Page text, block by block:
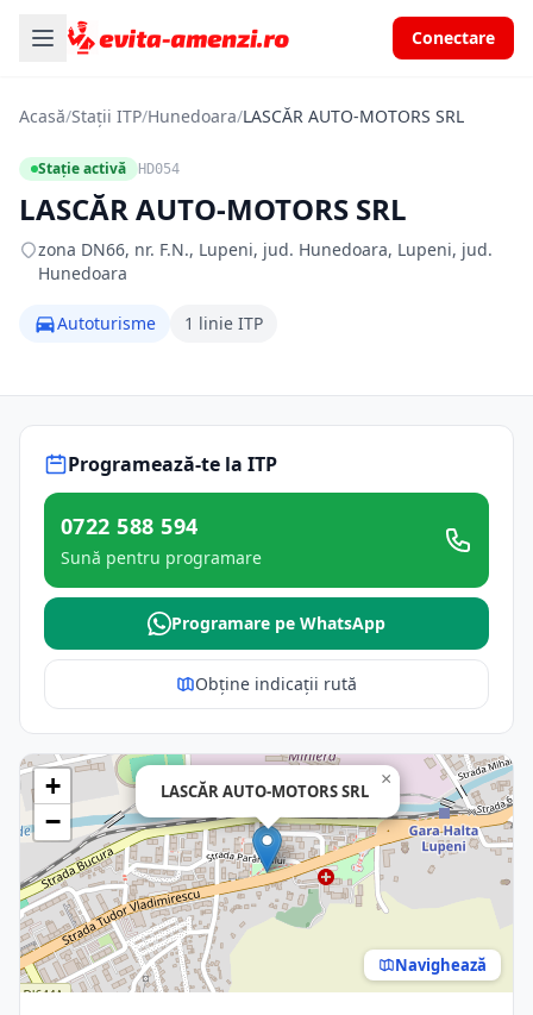
Conectare
Acasă/Stații ITP/Hunedoara/LASCĂR AUTO-MOTORS SRL
Stație activă HD054
LASCĂR AUTO-MOTORS SRL
zona DN66, nr. F.N., Lupeni, jud. Hunedoara, Lupeni, jud.
Hunedoara
Autoturisme 1 linie ITP
Programează-te la ITP
0722 588 594
Sună pentru programare
Programare pe WhatsApp
Obține indicații rută
LASCĂR AUTO-MOTORS SRL
×
+
−
Navighează